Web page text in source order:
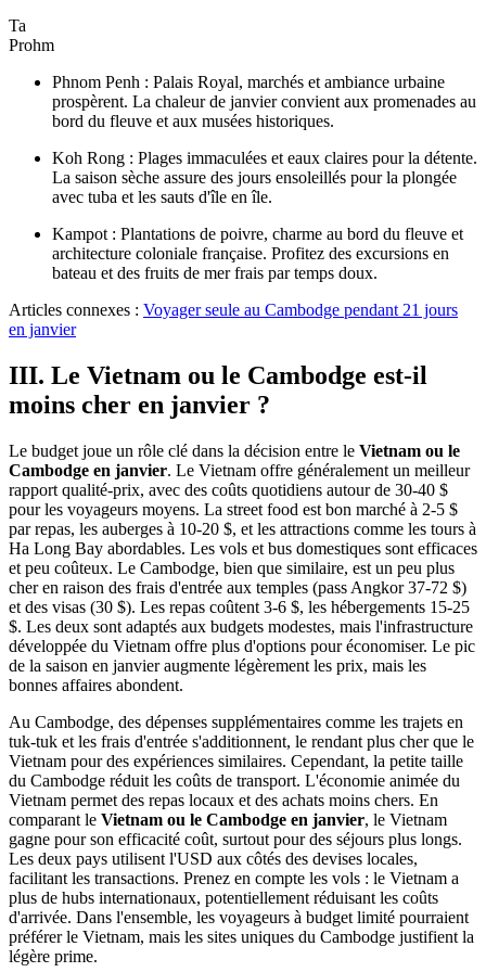
Ta
Prohm
Phnom Penh : Palais Royal, marchés et ambiance urbaine
prospèrent. La chaleur de janvier convient aux promenades au
bord du fleuve et aux musées historiques.
Koh Rong : Plages immaculées et eaux claires pour la détente.
La saison sèche assure des jours ensoleillés pour la plongée
avec tuba et les sauts d'île en île.
Kampot : Plantations de poivre, charme au bord du fleuve et
architecture coloniale française. Profitez des excursions en
bateau et des fruits de mer frais par temps doux.
Articles connexes :Voyager seule au Cambodge pendant 21 jours
en janvier
III. Le Vietnam ou le Cambodge est-il
Le budget joue un rôle clé dans la décision entre leVietnam ou le
Cambodge en janvier. Le Vietnam offre généralement un meilleur
rapport qualité-prix, avec des coûts quotidiens autour de 30-40 $
pour les voyageurs moyens. La street food est bon marché à 2-5 $
par repas, les auberges à 10-20 $, et les attractions comme les tours à
Ha Long Bay abordables. Les vols et bus domestiques sont efficaces
et peu coûteux. Le Cambodge, bien que similaire, est un peu plus
cher en raison des frais d'entrée aux temples (pass Angkor 37-72 $)
et des visas (30 $). Les repas coûtent 3-6 $, les hébergements 15-25
$. Les deux sont adaptés aux budgets modestes, mais l'infrastructure
développée du Vietnam offre plus d'options pour économiser. Le pic
de la saison en janvier augmente légèrement les prix, mais les